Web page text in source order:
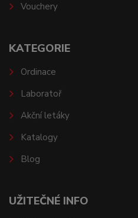
Vouchery
KATEGORIE
Ordinace
Laboratoř
Akční letáky
Katalogy
Blog
UŽITEČNÉ INFO